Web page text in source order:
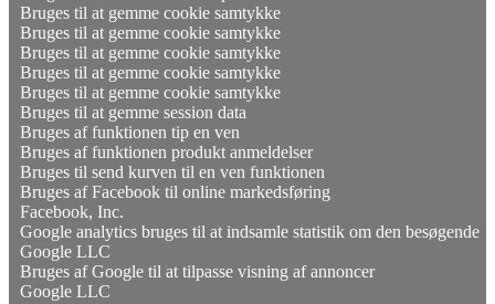
Bruges til at gemme cookie samtykke
Bruges til at gemme cookie samtykke
Bruges til at gemme cookie samtykke
Bruges til at gemme cookie samtykke
Bruges til at gemme cookie samtykke
Bruges til at gemme session data
Bruges af funktionen tip en ven
Bruges af funktionen produkt anmeldelser
Bruges til send kurven til en ven funktionen
Bruges af Facebook til online markedsføring
Facebook, Inc.
Google analytics bruges til at indsamle statistik om den besøgende
Google LLC
Bruges af Google til at tilpasse visning af annoncer
Google LLC